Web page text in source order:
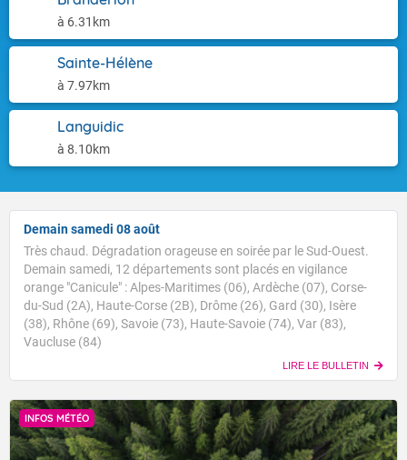
à 6.31km
Sainte-Hélène
à 7.97km
Languidic
à 8.10km
Demain samedi 08 août
Très chaud. Dégradation orageuse en soirée par le Sud-Ouest.
Demain samedi, 12 départements sont placés en vigilance
orange "Canicule" : Alpes-Maritimes (06), Ardèche (07), Corse-
du-Sud (2A), Haute-Corse (2B), Drôme (26), Gard (30), Isère
(38), Rhône (69), Savoie (73), Haute-Savoie (74), Var (83),
Vaucluse (84)
LIRE LE BULLETIN
INFOS MÉTÉO